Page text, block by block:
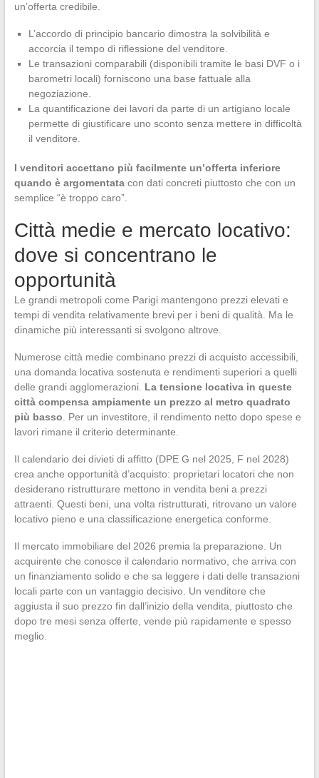
un’offerta credibile.
L’accordo di principio bancario dimostra la solvibilità e
accorcia il tempo di riflessione del venditore.
Le transazioni comparabili (disponibili tramite le basi DVF o i
barometri locali) forniscono una base fattuale alla
negoziazione.
La quantificazione dei lavori da parte di un artigiano locale
permette di giustificare uno sconto senza mettere in difficoltà
il venditore.
I venditori accettano più facilmente un’offerta inferiore
quando è argomentatacon dati concreti piuttosto che con un
semplice “è troppo caro”.
Città medie e mercato locativo:
dove si concentrano le
opportunità
Le grandi metropoli come Parigi mantengono prezzi elevati e
tempi di vendita relativamente brevi per i beni di qualità. Ma le
dinamiche più interessanti si svolgono altrove.
Numerose città medie combinano prezzi di acquisto accessibili,
una domanda locativa sostenuta e rendimenti superiori a quelli
delle grandi agglomerazioni. La tensione locativa in queste
città compensa ampiamente un prezzo al metro quadrato
più basso. Per un investitore, il rendimento netto dopo spese e
lavori rimane il criterio determinante.
Il calendario dei divieti di affitto (DPE G nel 2025, F nel 2028)
crea anche opportunità d’acquisto: proprietari locatori che non
desiderano ristrutturare mettono in vendita beni a prezzi
attraenti. Questi beni, una volta ristrutturati, ritrovano un valore
locativo pieno e una classificazione energetica conforme.
Il mercato immobiliare del 2026 premia la preparazione. Un
acquirente che conosce il calendario normativo, che arriva con
un finanziamento solido e che sa leggere i dati delle transazioni
locali parte con un vantaggio decisivo. Un venditore che
aggiusta il suo prezzo fin dall’inizio della vendita, piuttosto che
dopo tre mesi senza offerte, vende più rapidamente e spesso
meglio.